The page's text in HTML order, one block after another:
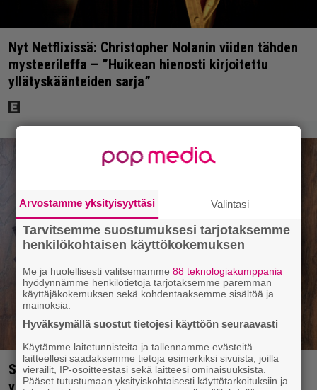
Nyt Netflixissä: Christopher Nolanin viiden tähden
mysteerileffa – ”Huikean hienosti kirjoitettu
yllätyskäänteiden sarja”
Syötkö perunoita näin? Tutkijat löysivät yhteyden
vakavaan kansansairauteen
Arvostamme yksityisyyttäsi Valintasi
Tarvitsemme suostumuksesi tarjotaksemme
henkilökohtaisen käyttökokemuksen
Me ja huolellisesti valitsemamme88 teknologiakumppania
hyödynnämme henkilötietoja tarjotaksemme paremman
käyttäjäkokemuksen sekä kohdentaaksemme sisältöä ja
mainoksia.
Hyväksymällä suostut tietojesi käyttöön seuraavasti
Käytämme laitetunnisteita ja tallennamme evästeitä
laitteellesi saadaksemme tietoja esimerkiksi sivuista, joilla
vierailit, IP-osoitteestasi sekä laitteesi ominaisuuksista.
Pääset tutustumaan yksityiskohtaisesti käyttötarkoituksiin ja